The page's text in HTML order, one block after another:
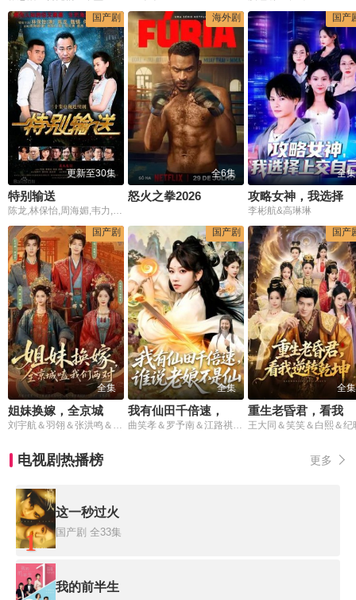
国产剧
更新至30集
特别输送
陈龙,林保怡,周海媚,韦力,甄锡,何杜娟,齐柏雪
海外剧
全6集
怒火之拳2026
国产
全集
李彬航&高琳琳
国产剧
全集
刘宇航＆羽翎＆张洪鸣＆杨殊予
国产剧
全集
曲笑孝＆罗予南＆江路祺＆傅思童
国产
全集
王大同＆笑笑＆白熙＆纪
电视剧热播榜 更多
1
这一秒过火
国产剧 全33集
我的前半生